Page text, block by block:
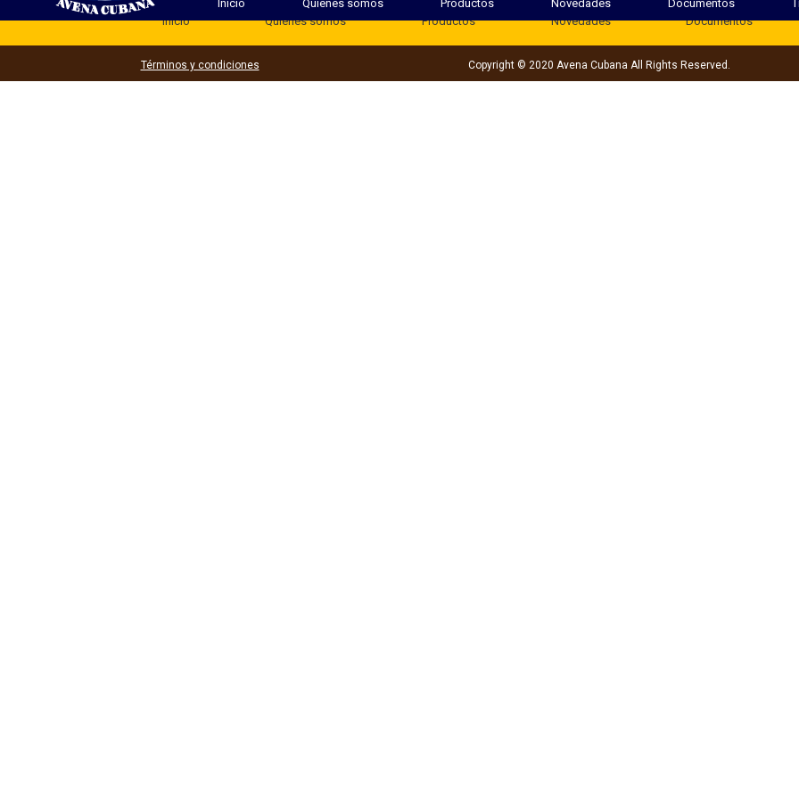
Inicio Quienes somos Productos Novedades Documentos
Inicio
Quienes somos Productos Novedades Documentos
Términos y condiciones Copyright © 2020 Avena Cubana All Rights Reserved.